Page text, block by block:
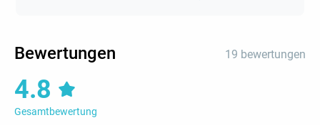
Bewertungen 19 bewertungen
4.8
Gesamtbewertung